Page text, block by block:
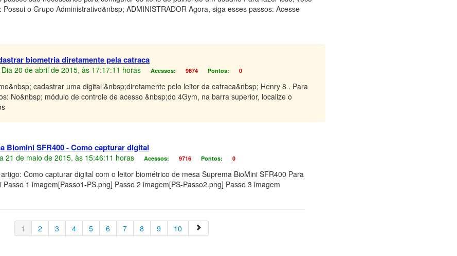
o Grupo Administrativo&nbsp; ADMINISTRADOR Agora, siga esses passos: Acesse
biometria diretamente pela catraca
20 de abril de 2015, às 17:17:11 horas Acessos: 9674 Pontos: 0
cadastrar uma digital &nbsp;diretamente pelo leitor da catraca&nbsp; Henry 8 . Para
No&nbsp; módulo de controle de acesso &nbsp;do 4Gym, na barra superior, localize o
Biomini SFR400 - Como capturar digital
21 de maio de 2015, às 15:46:11 horas Acessos: 9716 Pontos: 0
Como capturar digital com o leitor biométrico de mesa Suprema BioMini SFR400 Para
1 imagem[Passo1-PS.png] Passo 2 imagem[PS-Passo2.png] Passo 3 imagem
1 2 3 4 5 6 7 8 9 10